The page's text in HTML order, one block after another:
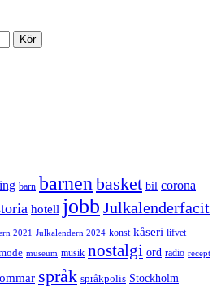
barn barnen basket bil corona
hotell jobb Julkalenderfacit
2021 Julkalendern 2024 konst kåseri lifvet
museum musik nostalgi ord radio recept
språk språkpolis Stockholm